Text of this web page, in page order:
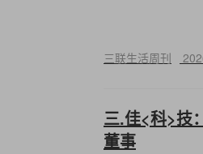
三联生活周刊
三.佳<科>技
董事